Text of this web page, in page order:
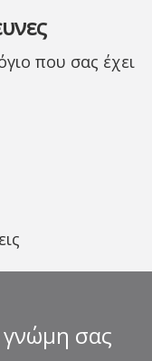
που σας έχει
σας